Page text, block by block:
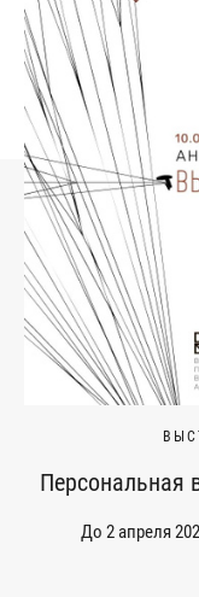
Персональная
До 2 апреля